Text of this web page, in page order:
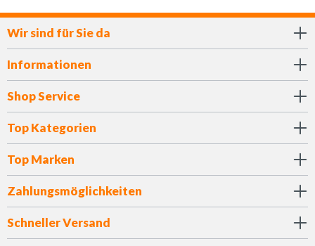
Wir sind für Sie da
Informationen
Shop Service
Top Kategorien
Top Marken
Zahlungsmöglichkeiten
Schneller Versand